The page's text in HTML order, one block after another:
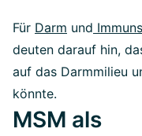
Für Darm und
deuten darauf hin,
auf das Darmmilieu
könnte.
MSM als